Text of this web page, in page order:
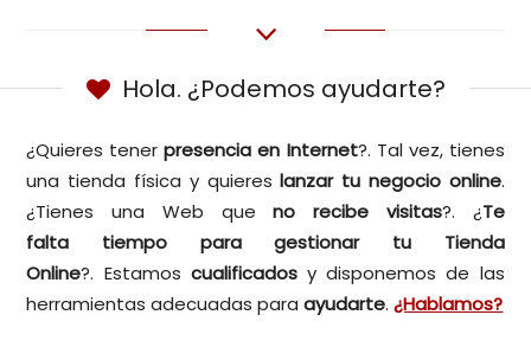
Hola. ¿Podemos ayudarte?
¿Quieres tenerpresencia en Internet?. Tal vez, tienes
una tienda física y quieres lanzar tu negocio online.
¿Tienes una Web queno recibe visitas?. ¿Te
falta
tiempo para gestionar tu Tienda
Online?. Estamos cualificadosy disponemos de las
herramientas adecuadas paraayudarte.¿Hablamos?